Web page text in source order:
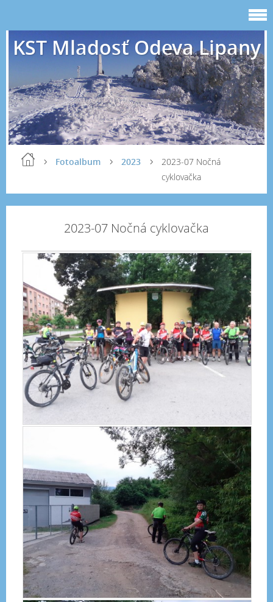
KST Mladosť Odeva Lipany
Fotoalbum 2023
2023-07 Nočná
cyklovačka
2023-07 Nočná cyklovačka